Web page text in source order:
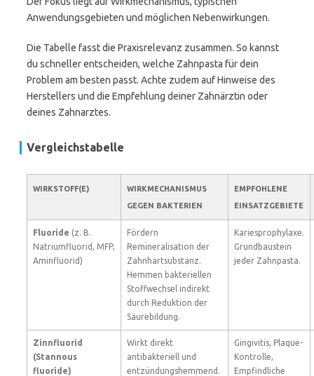
Anwendungsgebieten und möglichen Nebenwirkungen.
Die Tabelle fasst die Praxisrelevanz zusammen. So kannst
du schneller entscheiden, welche Zahnpasta für dein
Problem am besten passt. Achte zudem auf Hinweise des
Herstellers und die Empfehlung deiner Zahnärztin oder
deines Zahnarztes.
Vergleichstabelle
WIRKSTOFF(E)
WIRKMECHANISMUS
GEGEN BAKTERIEN
EMPFOHLENE
EINSATZGEBIETE
Fluoride (z. B.
Natriumfluorid, MFP,
Aminfluorid)
Fördern
Remineralisation der
Zahnhartsubstanz.
Hemmen bakteriellen
Stoffwechsel indirekt
durch Reduktion der
Säurebildung.
Kariesprophylaxe.
Grundbaustein
jeder Zahnpasta.
Zinnfluorid
(Stannous
fluoride)
Wirkt direkt
antibakteriell und
entzündungshemmend.
Gingivitis, Plaque-
Kontrolle,
Empfindliche